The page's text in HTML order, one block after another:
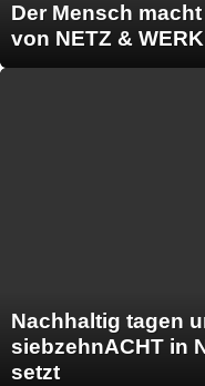
Der Mensch
von NETZ &
Nachhaltig tagen
siebzehnACHT in
setzt